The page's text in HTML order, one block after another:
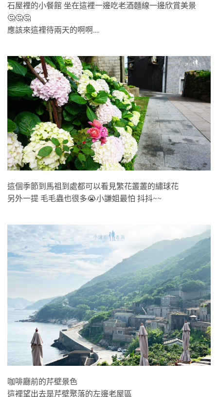
石屋裡的小餐館 坐在這裡一邊吃老酒麵線一邊欣賞美景
🤔🤔🤔
應該來這裡待兩天的啊啊….
這個季節到馬祖到處都可以看見繁花叢叢的繡球花
另外一提 毛毛蟲也很多😭小謙姐最怕 抖抖~~
咖啡廳前的芹壁景色
這裡望出去是芹壁聚落的左邊老屋區